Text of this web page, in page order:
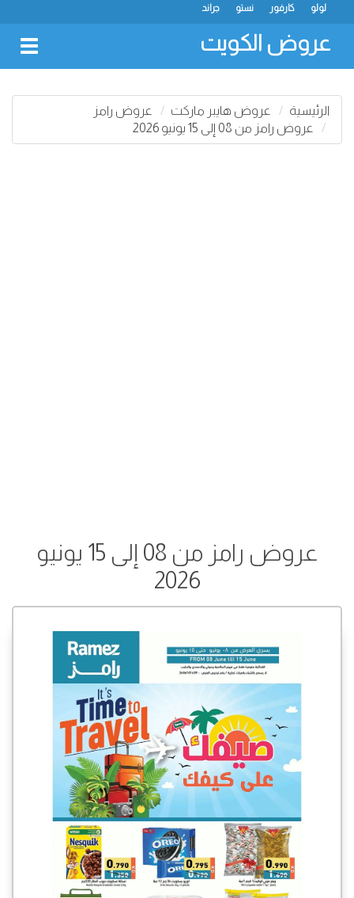
جراند نستو كارفور لولو
عروض الكويت
الرئيسية عروض هايبر ماركت
عروض رامز
عروض رامز من 08 إلى 15 يونيو 2026
عروض رامز من 08 إلى 15 يونيو
2026